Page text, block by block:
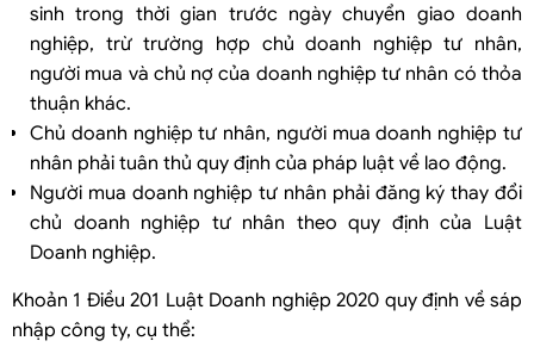
sinh trong thời gian trước ngày chuyển giao doanh
nghiệp, trừ trường hợp chủ doanh nghiệp tư nhân,
người mua và chủ nợ của doanh nghiệp tư nhân có thỏa
thuận khác.
Chủ doanh nghiệp tư nhân, người mua doanh nghiệp tư
nhân phải tuân thủ quy định của pháp luật về lao động.
Người mua doanh nghiệp tư nhân phải đăng ký thay đổi
chủ doanh nghiệp tư nhân theo quy định của Luật
Doanh nghiệp.
Khoản 1 Điều 201 Luật Doanh nghiệp 2020 quy định về sáp
nhập công ty, cụ thể: